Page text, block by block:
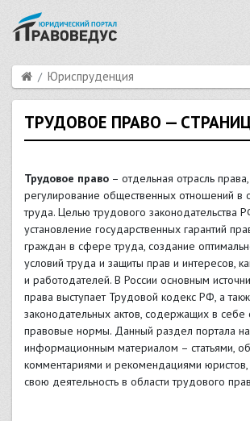
Юриспруденция
ТРУДОВОЕ ПРАВО —
Трудовое право – отдельная отрасль
регулирование общественных отношений в
труда. Целью трудового законодательства
установление государственных гарантий
граждан в сфере труда, создание
условий труда и защиты прав и интересов,
и работодателей. В России основным
права выступает Трудовой кодекс РФ, а
законодательных актов, содержащих в себе
правовые нормы. Данный раздел портала
информационным материалом – статьями,
комментариями и рекомендациями
свою деятельность в области трудового